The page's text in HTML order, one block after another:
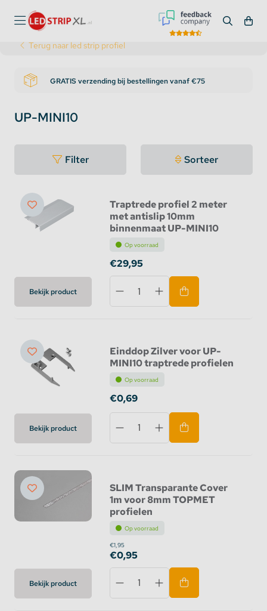
Terug naar led strip profiel
GRATIS verzending bij bestellingen vanaf €75
UP-MINI10
Filter Sorteer
Bekijk product
Traptrede profiel 2 meter
met antislip 10mm
binnenmaat UP-MINI10
Op voorraad
€29,95
Bekijk product
Einddop Zilver voor UP-
MINI10 traptrede profielen
Op voorraad
€0,69
Bekijk product
SLIM Transparante Cover
1m voor 8mm TOPMET
profielen
Op voorraad
€1,95
€0,95